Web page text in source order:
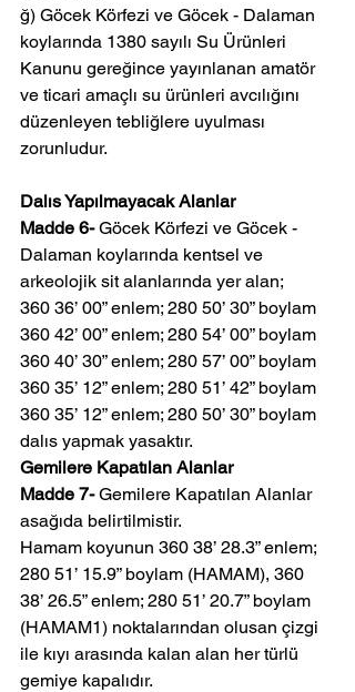
ğ) Göcek Körfezi ve Göcek - Dalaman
koylarında 1380 sayılı Su Ürünleri
Kanunu gereğince yayınlanan amatör
ve ticari amaçlı su ürünleri avcılığını
düzenleyen tebliğlere uyulması
zorunludur.
Dalıs Yapılmayacak Alanlar
Madde 6- Göcek Körfezi ve Göcek -
Dalaman koylarında kentsel ve
arkeolojik sit alanlarında yer alan;
360 36’ 00” enlem; 280 50’ 30” boylam
360 42’ 00” enlem; 280 54’ 00” boylam
360 40’ 30” enlem; 280 57’ 00” boylam
360 35’ 12” enlem; 280 51’ 42” boylam
360 35’ 12” enlem; 280 50’ 30” boylam
dalıs yapmak yasaktır.
Gemilere Kapatılan Alanlar
Madde 7- Gemilere Kapatılan Alanlar
asağıda belirtilmistir.
Hamam koyunun 360 38’ 28.3” enlem;
280 51’ 15.9” boylam (HAMAM), 360
38’ 26.5” enlem; 280 51’ 20.7” boylam
(HAMAM1) noktalarından olusan çizgi
ile kıyı arasında kalan alan her türlü
gemiye kapalıdır.